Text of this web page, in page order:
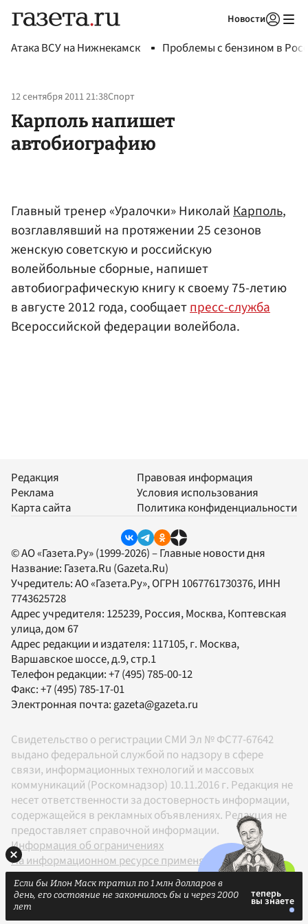
Новости
Атака ВСУ на Нижнекамск Проблемы с бензином в
12 сентября 2011 21:38Спорт
Карполь напишет
автобиографию
Главный тренер «Уралочки» НиколайКарполь,
возглавлявший на протяжении 25 сезонов
женскую советскую и российскую
волейбольные сборные, напишет
автобиографическую книгу к своему 75-летию
в августе 2012 года, сообщаетпресс-служба
Всероссийской федерации волейбола.
Редакция
Реклама
Карта сайта
Правовая информация
Условия использования
Политика конфиденциальности
© АО «Газета.Ру» (1999-2026) – Главные новости дня
Название: Газета.Ru (Gazeta.Ru)
Учредитель:АО «Газета.Ру», ОГРН 1067761730376, ИНН
7743625728
Адрес учредителя: 125239, Россия, Москва, Коптевская
улица, дом 67
Адрес редакции и издателя: 117105, г. Москва,
Варшавское шоссе, д.9, стр.1
Телефон редакции:+7 (495) 785-00-12
Факс:+7 (495) 785-17-01
Электронная почта:gazeta@gazeta.ru
Свидетельство о регистрации СМИ Эл № ФС77-67642
выдано федеральной службой по надзору в сфере
связи, информационных технологий и массовых
коммуникаций (Роскомнадзор) 10.11.2016 г. Редакция не
несет ответственности за достоверность информации,
содержащейся в рекламных объявлениях. Редакция не
предоставляет справочной информации.
Информация об ограничениях
На информационном ресурсе применяются
рекомендательные технологии в соответствии с
Правилами
Если бы Илон Маск тратил по 1 млн долларов в
день, его состояние не закончилось бы и через 2000
лет